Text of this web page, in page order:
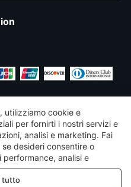
Italy
Voghion
utilizziamo cookie e
per fornirti i nostri servizi e
analisi e marketing. Fai
desideri consentire o
analisi e
la nostraPolitica
tutto